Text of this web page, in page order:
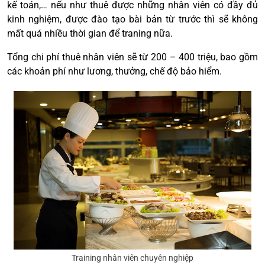
kế toán,… nếu như thuê được những nhân viên có đầy đủ
kinh nghiệm, được đào tạo bài bản từ trước thì sẽ không
mất quá nhiều thời gian để traning nữa.
Tổng chi phí thuê nhân viên sẽ từ 200 – 400 triệu, bao gồm
các khoản phí như lương, thưởng, chế độ bảo hiểm.
Training nhân viên chuyên nghiệp